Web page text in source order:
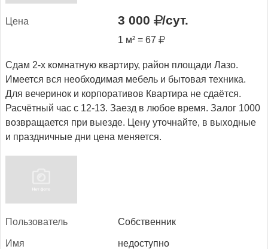
Це­на 3 000 /сут.
1 м² = 67
Сдам 2-х комнатную квартиру, район площади Лазо.
Имеется вся необходимая мебель и бытовая техника.
Для вечеринок и корпоративов Квартира не сдаётся.
Расчётный час с 12-13. Заезд в любое время. Залог 1000
возвращается при выезде. Цену уточнайте, в выходные
и праздничные дни цена меняется.
Поль­зо­ватель Собственник
Имя недоступно